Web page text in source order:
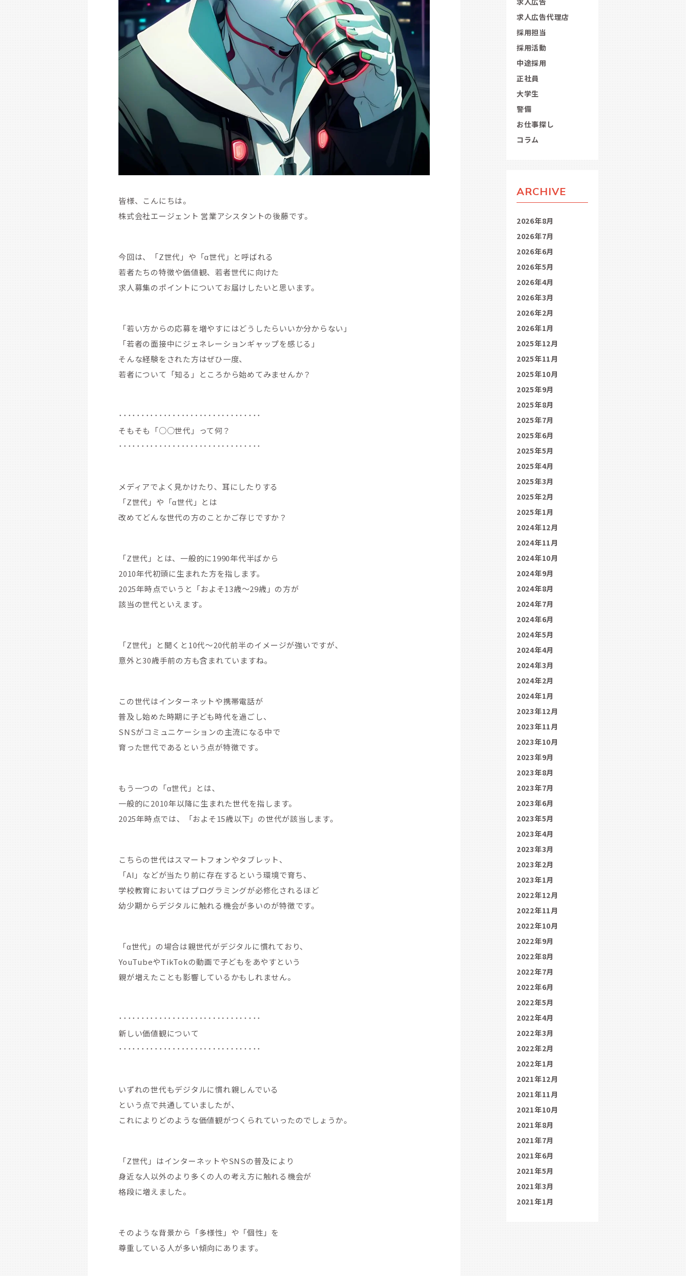
皆様、こんにちは。
株式会社エージェント 営業アシスタントの後藤です。
今回は、「Z世代」や「α世代」と呼ばれる
若者たちの特徴や価値観、若者世代に向けた
求人募集のポイントについてお届けしたいと思います。
「若い方からの応募を増やすにはどうしたらいいか分からない」
「若者の面接中にジェネレーションギャップを感じる」
そんな経験をされた方はぜひ一度、
若者について「知る」ところから始めてみませんか？
････････････････････････････････
そもそも「○○世代」って何？
････････････････････････････････
メディアでよく見かけたり、耳にしたりする
「Z世代」や「α世代」とは
改めてどんな世代の方のことかご存じですか？
「Z世代」とは、一般的に1990年代半ばから
2010年代初頭に生まれた方を指します。
2025年時点でいうと「およそ13歳～29歳」の方が
該当の世代といえます。
「Z世代」と聞くと10代～20代前半のイメージが強いですが、
意外と30歳手前の方も含まれていますね。
この世代はインターネットや携帯電話が
普及し始めた時期に子ども時代を過ごし、
SNSがコミュニケーションの主流になる中で
育った世代であるという点が特徴です。
もう一つの「α世代」とは、
一般的に2010年以降に生まれた世代を指します。
2025年時点では、「およそ15歳以下」の世代が該当します。
こちらの世代はスマートフォンやタブレット、
「AI」などが当たり前に存在するという環境で育ち、
学校教育においてはプログラミングが必修化されるほど
幼少期からデジタルに触れる機会が多いのが特徴です。
「α世代」の場合は親世代がデジタルに慣れており、
YouTubeやTikTokの動画で子どもをあやすという
親が増えたことも影響しているかもしれません。
････････････････････････････････
新しい価値観について
････････････････････････････････
いずれの世代もデジタルに慣れ親しんでいる
という点で共通していましたが、
これによりどのような価値観がつくられていったのでしょうか。
「Z世代」はインターネットやSNSの普及により
身近な人以外のより多くの人の考え方に触れる機会が
格段に増えました。
そのような背景から「多様性」や「個性」を
尊重している人が多い傾向にあります。
求人広告代理店
採用担当
採用活動
中途採用
正社員
大学生
警備
お仕事探し
コラム
ARCHIVE
2026年8月
2026年7月
2026年6月
2026年5月
2026年4月
2026年3月
2026年2月
2026年1月
2025年12月
2025年11月
2025年10月
2025年9月
2025年8月
2025年7月
2025年6月
2025年5月
2025年4月
2025年3月
2025年2月
2025年1月
2024年12月
2024年11月
2024年10月
2024年9月
2024年8月
2024年7月
2024年6月
2024年5月
2024年4月
2024年3月
2024年2月
2024年1月
2023年12月
2023年11月
2023年10月
2023年9月
2023年8月
2023年7月
2023年6月
2023年5月
2023年4月
2023年3月
2023年2月
2023年1月
2022年12月
2022年11月
2022年10月
2022年9月
2022年8月
2022年7月
2022年6月
2022年5月
2022年4月
2022年3月
2022年2月
2022年1月
2021年12月
2021年11月
2021年10月
2021年8月
2021年7月
2021年6月
2021年5月
2021年3月
2021年1月